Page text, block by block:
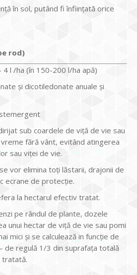
în sol, putând fi înființată orice
rod)
4 l /ha (în 150-200 l/ha apă)
şi dicotiledonate anuale şi
sub coardele de viţă de vie sau
fără vânt, evitând atingerea
sau viţei de vie.
vor elimina toţi lăstarii, drajonii de
ecrane de protecţie.
la hectarul efectiv tratat.
pe rândul de plante, dozele
unui hectar de viţă de vie sau pomi
mici și se calculează in funcţie de
de regulă 1/3 din suprafața totală
tratată.